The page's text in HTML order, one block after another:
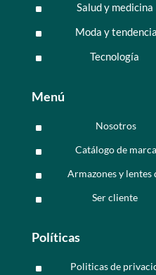
^ Salud y medicina
^ Moda y tendencia
^ Tecnología
Menú
^ Nosotros
^ Catálogo de marca
^ Armazones y lentes
^ Ser cliente
Políticas
^ Politicas de